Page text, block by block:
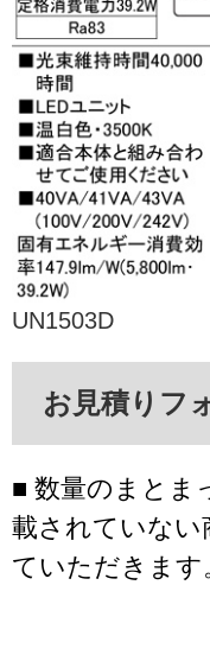
UN1503D
お見積りフ
■ 数量のまとま
載されていない
ていただきます